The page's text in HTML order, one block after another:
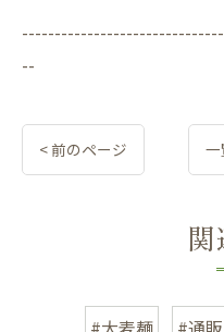
--
< 前のページ 一